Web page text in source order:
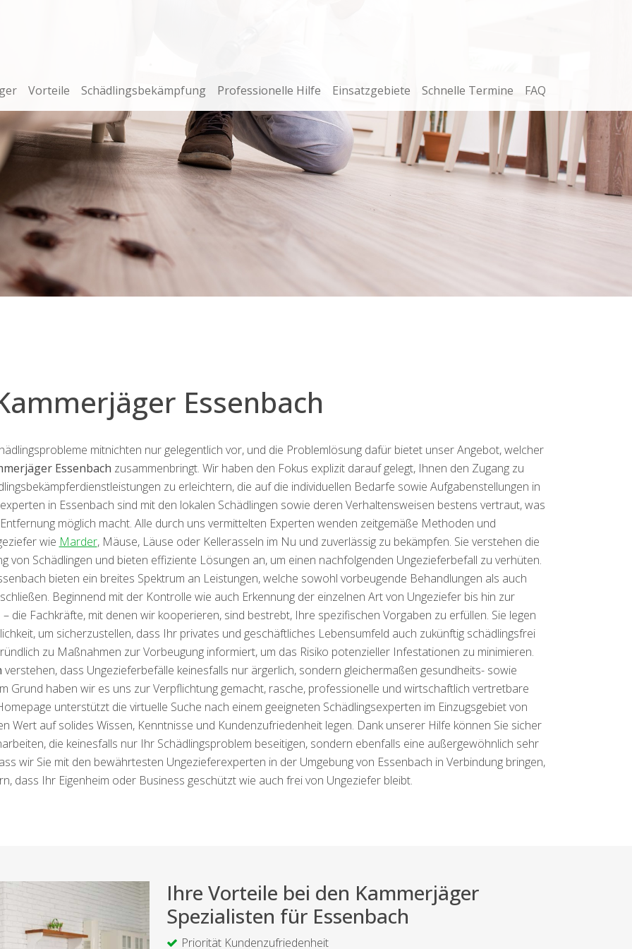
Vorteile Schädlingsbekämpfung Professionelle Hilfe Einsatzgebiete Schnelle Termine FAQ
Essenbach
mitnichten nur gelegentlich vor, und die Problemlösung dafür bietet unser Angebot, welcher
Essenbach zusammenbringt. Wir haben den Fokus explizit darauf gelegt, Ihnen den Zugang zu
zu erleichtern, die auf die individuellen Bedarfe sowie Aufgabenstellungen in
in Essenbach sind mit den lokalen Schädlingen sowie deren Verhaltensweisen bestens vertraut, was
möglich macht. Alle durch uns vermittelten Experten wenden zeitgemäße Methoden und
wie Marder, Mäuse, Läuse oder Kellerasseln im Nu und zuverlässig zu bekämpfen. Sie verstehen die
von Schädlingen und bieten effiziente Lösungen an, um einen nachfolgenden Ungezieferbefall zu verhüten.
bieten ein breites Spektrum an Leistungen, welche sowohl vorbeugende Behandlungen als auch
Beginnend mit der Kontrolle wie auch Erkennung der einzelnen Art von Ungeziefer bis hin zur
die Fachkräfte, mit denen wir kooperieren, sind bestrebt, Ihre spezifischen Vorgaben zu erfüllen. Sie legen
um sicherzustellen, dass Ihr privates und geschäftliches Lebensumfeld auch zukünftig schädlingsfrei
zu Maßnahmen zur Vorbeugung informiert, um das Risiko potenzieller Infestationen zu minimieren.
verstehen, dass Ungezieferbefälle keinesfalls nur ärgerlich, sondern gleichermaßen gesundheits- sowie
Grund haben wir es uns zur Verpflichtung gemacht, rasche, professionelle und wirtschaftlich vertretbare
unterstützt die virtuelle Suche nach einem geeigneten Schädlingsexperten im Einzugsgebiet von
Wert auf solides Wissen, Kenntnisse und Kundenzufriedenheit legen. Dank unserer Hilfe können Sie sicher
die keinesfalls nur Ihr Schädlingsproblem beseitigen, sondern ebenfalls eine außergewöhnlich sehr
wir Sie mit den bewährtesten Ungezieferexperten in der Umgebung von Essenbach in Verbindung bringen,
dass Ihr Eigenheim oder Business geschützt wie auch frei von Ungeziefer bleibt.
Ihre Vorteile bei den Kammerjäger
Spezialisten für Essenbach
Priorität Kundenzufriedenheit